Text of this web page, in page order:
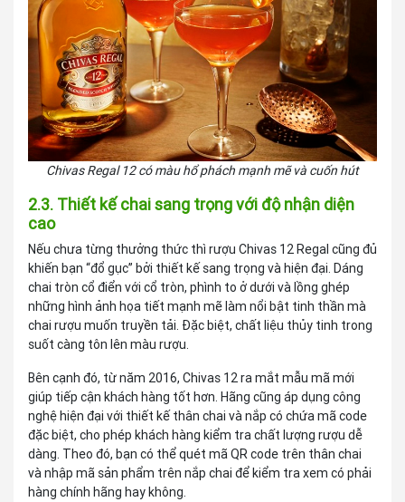
Chivas Regal 12 có màu hổ phách mạnh mẽ và cuốn hút
2.3. Thiết kế chai sang trọng với độ nhận diện
cao
Nếu chưa từng thưởng thức thì rượu Chivas 12 Regal cũng đủ
khiến bạn “đổ gục” bởi thiết kế sang trọng và hiện đại. Dáng
chai tròn cổ điển với cổ tròn, phình to ở dưới và lồng ghép
những hình ảnh họa tiết mạnh mẽ làm nổi bật tinh thần mà
chai rượu muốn truyền tải. Đặc biệt, chất liệu thủy tinh trong
suốt càng tôn lên màu rượu.
Bên cạnh đó, từ năm 2016, Chivas 12 ra mắt mẫu mã mới
giúp tiếp cận khách hàng tốt hơn. Hãng cũng áp dụng công
nghệ hiện đại với thiết kế thân chai và nắp có chứa mã code
đặc biệt, cho phép khách hàng kiểm tra chất lượng rượu dễ
dàng. Theo đó, bạn có thể quét mã QR code trên thân chai
và nhập mã sản phẩm trên nắp chai để kiểm tra xem có phải
hàng chính hãng hay không.